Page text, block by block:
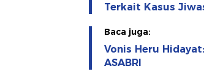
Terkait Kasus
Baca juga:
Vonis Heru
ASABRI